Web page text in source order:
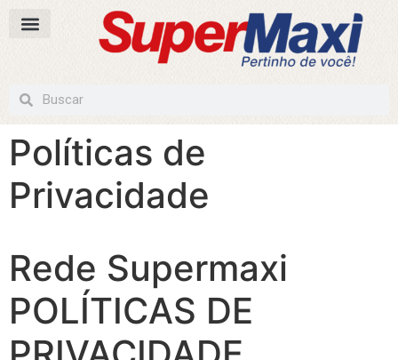
Políticas de
Privacidade
Rede Supermaxi
POLÍTICAS DE